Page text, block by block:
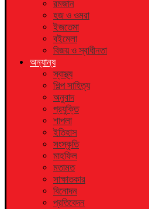
রমজান
হজ ও ওমরা
ইজতেমা
বইমেলা
বিজয় ও স্বাধীনতা
অন্যান্য
স্বাস্থ্য
শিল্প সাহিত্য
অনুবাদ
প্রযুক্তি
শাপলা
ইতিহাস
সংস্কৃতি
মাহফিল
মতামত
সাক্ষাতকার
বিনোদন
প্রতিবেদন